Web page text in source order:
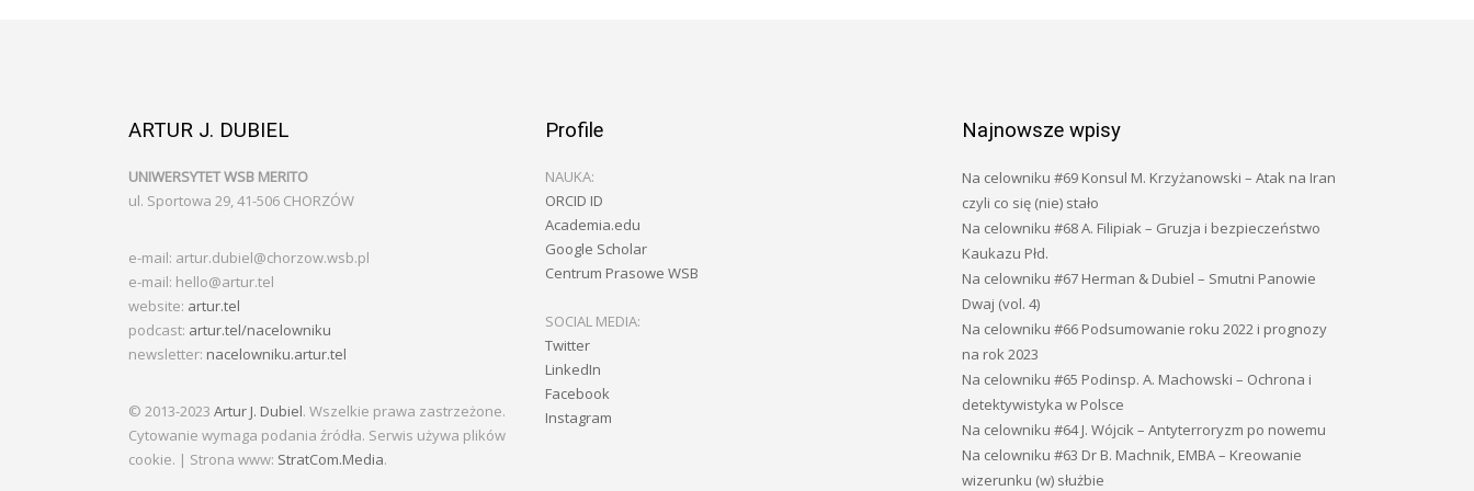
ARTUR J. DUBIEL
UNIWERSYTET WSB MERITO
ul. Sportowa 29, 41-506 CHORZÓW
e-mail: artur.dubiel@chorzow.wsb.pl
e-mail: hello@artur.tel
website: artur.tel
podcast: artur.tel/nacelowniku
newsletter: nacelowniku.artur.tel
© 2013-2023 Artur J. Dubiel. Wszelkie prawa zastrzeżone.
Cytowanie wymaga podania źródła. Serwis używa plików
cookie. | Strona www: StratCom.Media.
Profile
NAUKA:
ORCID ID
Academia.edu
Google Scholar
Centrum Prasowe WSB
SOCIAL MEDIA:
Twitter
LinkedIn
Facebook
Instagram
Najnowsze wpisy
Na celowniku #69 Konsul M. Krzyżanowski – Atak na Iran
czyli co się (nie) stało
Na celowniku #68 A. Filipiak – Gruzja i bezpieczeństwo
Kaukazu Płd.
Na celowniku #67 Herman & Dubiel – Smutni Panowie
Dwaj (vol. 4)
Na celowniku #66 Podsumowanie roku 2022 i prognozy
na rok 2023
Na celowniku #65 Podinsp. A. Machowski – Ochrona i
detektywistyka w Polsce
Na celowniku #64 J. Wójcik – Antyterroryzm po nowemu
Na celowniku #63 Dr B. Machnik, EMBA – Kreowanie
wizerunku (w) służbie